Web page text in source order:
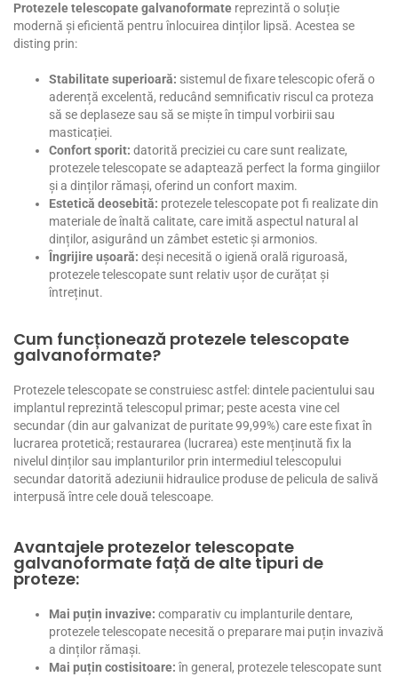
Protezele telescopate galvanoformate reprezintă o soluție
modernă și eficientă pentru înlocuirea dinților lipsă. Acestea se
disting prin:
Stabilitate superioară: sistemul de fixare telescopic oferă o
aderență excelentă, reducând semnificativ riscul ca proteza
să se deplaseze sau să se miște în timpul vorbirii sau
masticației.
Confort sporit: datorită preciziei cu care sunt realizate,
protezele telescopate se adaptează perfect la forma gingiilor
și a dinților rămași, oferind un confort maxim.
Estetică deosebită: protezele telescopate pot fi realizate din
materiale de înaltă calitate, care imită aspectul natural al
dinților, asigurând un zâmbet estetic și armonios.
Îngrijire ușoară: deși necesită o igienă orală riguroasă,
protezele telescopate sunt relativ ușor de curățat și
întreținut.
Cum funcționează protezele telescopate
galvanoformate?
Protezele telescopate se construiesc astfel: dintele pacientului sau
implantul reprezintă telescopul primar; peste acesta vine cel
secundar (din aur galvanizat de puritate 99,99%) care este fixat în
lucrarea protetică; restaurarea (lucrarea) este menținută fix la
nivelul dinților sau implanturilor prin intermediul telescopului
secundar datorită adeziunii hidraulice produse de pelicula de salivă
interpusă între cele două telescoape.
Avantajele protezelor telescopate
galvanoformate față de alte tipuri de
proteze:
Mai puțin invazive: comparativ cu implanturile dentare,
protezele telescopate necesită o preparare mai puțin invazivă
a dinților rămași.
Mai puțin costisitoare: în general, protezele telescopate sunt